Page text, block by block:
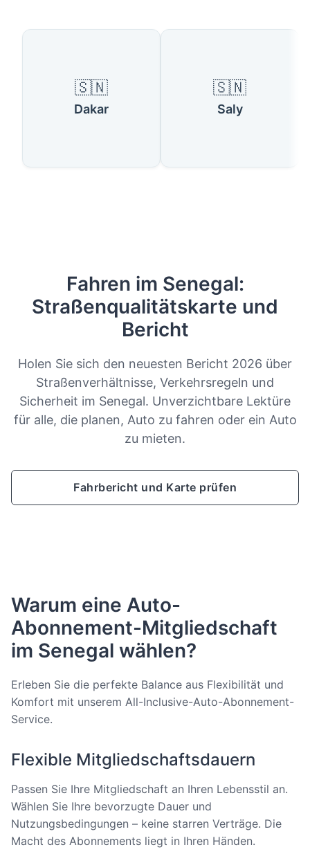
🇸🇳
Dakar
🇸🇳
Saly
Fahren im Senegal:
Straßenqualitätskarte und
Bericht
Holen Sie sich den neuesten Bericht 2026 über
Straßenverhältnisse, Verkehrsregeln und
Sicherheit im Senegal. Unverzichtbare Lektüre
für alle, die planen, Auto zu fahren oder ein Auto
zu mieten.
Fahrbericht und Karte prüfen
Warum eine Auto-
Abonnement-Mitgliedschaft
im Senegal wählen?
Erleben Sie die perfekte Balance aus Flexibilität und
Komfort mit unserem All-Inclusive-Auto-Abonnement-
Service.
Flexible Mitgliedschaftsdauern
Passen Sie Ihre Mitgliedschaft an Ihren Lebensstil an.
Wählen Sie Ihre bevorzugte Dauer und
Nutzungsbedingungen – keine starren Verträge. Die
Macht des Abonnements liegt in Ihren Händen.